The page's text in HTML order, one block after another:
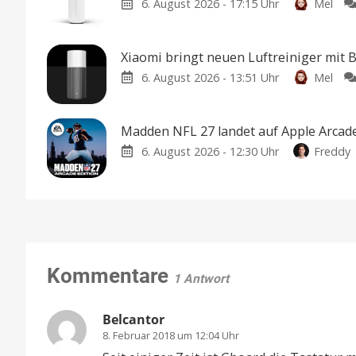
6. August 2026 - 17:15 Uhr Mel
Xiaomi bringt neuen Luftreiniger mit
6. August 2026 - 13:51 Uhr Mel
Madden NFL 27 landet auf Apple
6. August 2026 - 12:30 Uhr Freddy
Kommentare 1 Antwort
Belcantor
8. Februar 2018 um 12:04 Uhr